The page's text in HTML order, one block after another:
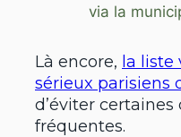
via la
Là encore, la liste
sérieux parisiens
d’éviter certaines
fréquentes.